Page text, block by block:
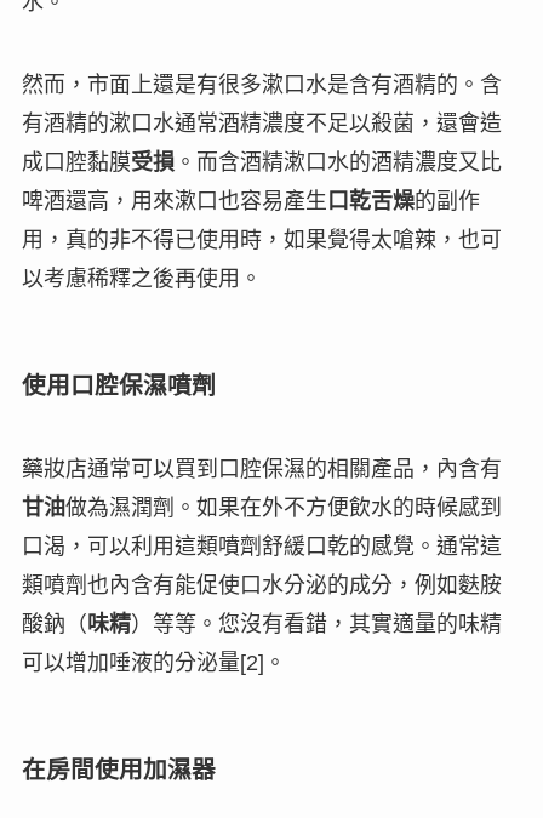
然而，市面上還是有很多漱口水是含有酒精的。含
有酒精的漱口水通常酒精濃度不足以殺菌，還會造
成口腔黏膜受損。而含酒精漱口水的酒精濃度又比
啤酒還高 ，用來漱口也容易產生 口乾舌燥的副作
用，真的非不得已使用時，如果覺得太嗆辣，也可
以考慮稀釋之後再使用。
使用口腔保濕噴劑
藥妝店通常可以買到口腔保濕的相關產品，內含有
甘油做為濕潤劑。如果在外不方便飲水的時候感到
口渴，可以利用這類噴劑舒緩口乾的感覺。通常這
類噴劑也內含有能促使口水分泌的成分，例如麩胺
酸鈉（味精）等等。您沒有看錯，其實適量的味精
可以增加 唾液的分泌量[2]。
在房間使用加濕器